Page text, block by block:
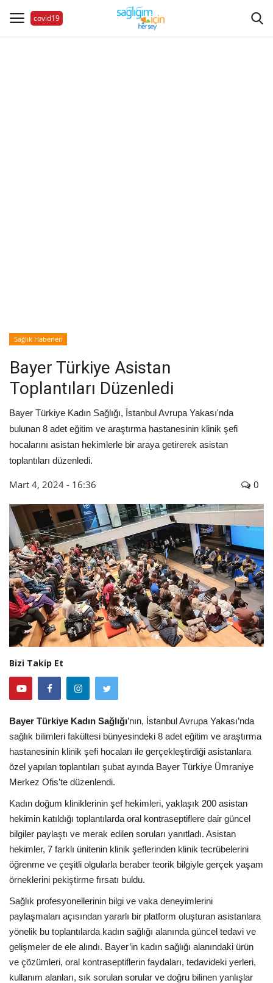
covid19
Tanı-Tedavi
Sağlık Haberleri
Bayer Türkiye Asistan
Toplantıları Düzenledi
Bayer Türkiye Kadın Sağlığı, İstanbul Avrupa Yakası'nda
bulunan 8 adet eğitim ve araştırma hastanesinin klinik şefi
hocalarını asistan hekimlerle bir araya getirerek asistan
toplantıları düzenledi.
Mart 4, 2024 - 16:36 0
Bizi Takip Et
Bayer Türkiye Kadın Sağlığı’nın, İstanbul Avrupa Yakası’nda
sağlık bilimleri fakültesi bünyesindeki 8 adet eğitim ve araştırma
hastanesinin klinik şefi hocaları ile gerçekleştirdiği asistanlara
özel yapılan toplantıları şubat ayında Bayer Türkiye Ümraniye
Merkez Ofis’te düzenlendi.
Kadın doğum kliniklerinin şef hekimleri, yaklaşık 200 asistan
hekimin katıldığı toplantılarda oral kontraseptiflere dair güncel
bilgiler paylaştı ve merak edilen soruları yanıtladı. Asistan
hekimler, 7 farklı ünitenin klinik şeflerinden klinik tecrübelerini
öğrenme ve çeşitli olgularla beraber teorik bilgiyle gerçek yaşam
örneklerini pekiştirme fırsatı buldu.
Sağlık profesyonellerinin bilgi ve vaka deneyimlerini
paylaşmaları açısından yararlı bir platform oluşturan asistanlara
yönelik bu toplantılarda kadın sağlığı alanında güncel tedavi ve
gelişmeler de ele alındı. Bayer’in kadın sağlığı alanındaki ürün
ve çözümleri, oral kontraseptiflerin faydaları, tedavideki yerleri,
kullanım alanları, sık sorulan sorular ve doğru bilinen yanlışlar